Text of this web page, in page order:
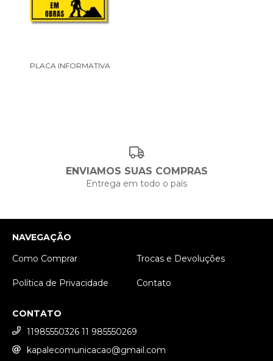
PLACA INFORMATIVA
ENVIAMOS SUAS COMPRAS
Entrega em todo o país
NAVEGAÇÃO
Como Comprar
Trocas e Devoluções
Política de Privacidade Contato
CONTATO
11985550326 11 985550269
kapalecomunicacao@gmail.com